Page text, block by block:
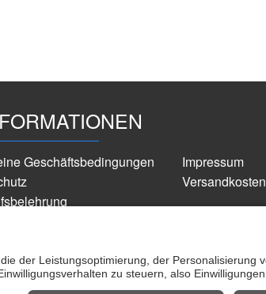
Geschäftsbedingungen
Impressum
Versandkosten